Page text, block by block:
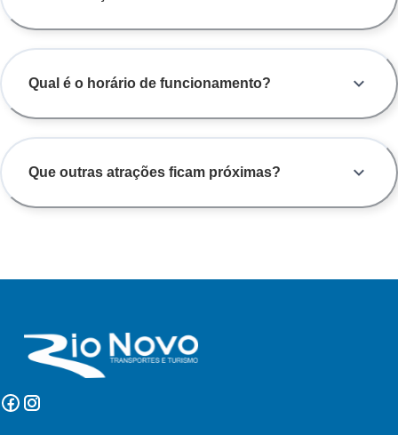
Qual é o horário de funcionamento?
Que outras atrações ficam próximas?